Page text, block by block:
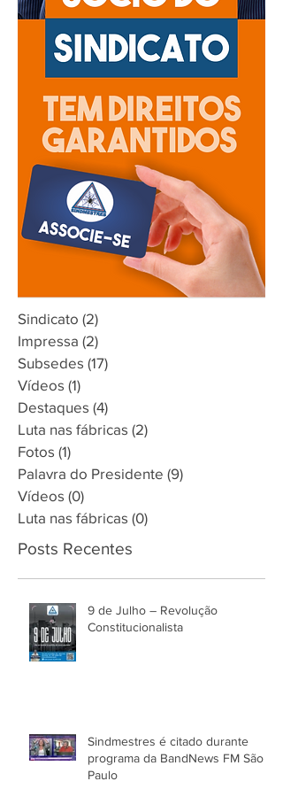
Sindicato (2)
Impressa (2)
Subsedes (17)
Vídeos (1)
Destaques (4)
Luta nas fábricas (2)
Fotos (1)
Palavra do Presidente (9)
Vídeos (0)
Luta nas fábricas (0)
Posts Recentes
9 de Julho – Revolução
Constitucionalista
Sindmestres é citado durante
programa da BandNews FM São
Paulo